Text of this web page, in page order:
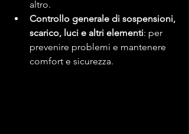
altro.
Controllo generale di sospensioni,
scarico, luci e altri elementi: per
prevenire problemi e mantenere
comfort e sicurezza.